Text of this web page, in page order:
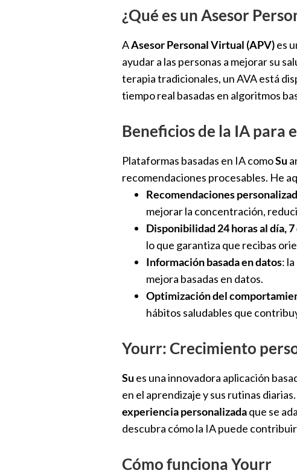
¿Qué es un Asesor
AAsesor Personal Virtual (APV)es
ayudar a las personas a mejorar su
terapia tradicionales, un AVA está
tiempo real basadas en algoritmos
Beneficios de la IA para
Plataformas basadas en IA comoSu
recomendaciones procesables. He
Recomendaciones
mejorar la concentración,
Disponibilidad 24 horas al día, 7
lo que garantiza que recibas
Información basada en datos:
mejora basadas en datos.
Optimización del
hábitos saludables que
Yourr: Crecimiento
Su es una innovadora aplicación
en el aprendizaje y sus rutinas
experiencia personalizadaque se
descubra cómo la IA puede
Cómo funciona Yourr